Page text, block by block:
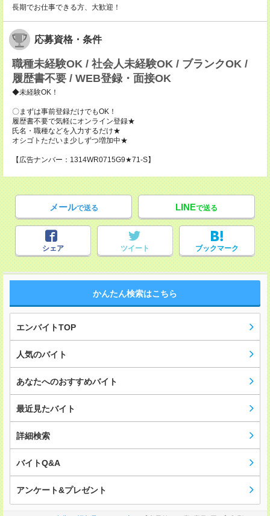
長期でお仕事できる方、大歓迎！
応募資格・条件
職種未経験OK / 社会人未経験OK / ブランクOK /
履歴書不要 / WEB登録・面接OK
◆未経験OK！
〇まずは事前登録だけでもOK！
履歴書不要で気軽にオンライン登録★
氏名・職種などを入力するだけ★
オシゴトただいま少しずつ増加中★
【広告ナンバー：1314WR0715G9★71-S】
メールで送る LINEで送る
シェア ツイート ブックマーク
かんたん検索はこちら
エンバイトTOP
人気のバイト
あなたへのおすすめバイト
最近見たバイト
詳細検索
バイトQ&A
アンケート&プレゼント